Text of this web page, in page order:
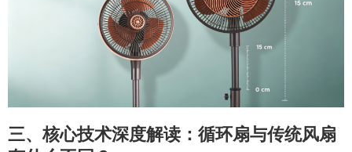
三、核心技术深度解读：循环扇与传统风扇